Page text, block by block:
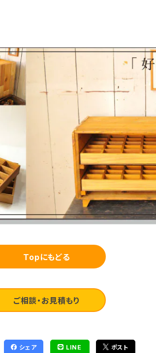
Topにもどる
ご相談・お見積もり
シェア LINE ポスト